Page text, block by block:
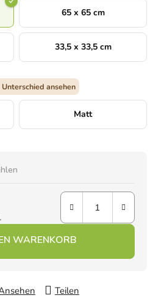
65 x 65 cm
33,5 x 33,5 cm
Unterschied ansehen
Matt
Teilen